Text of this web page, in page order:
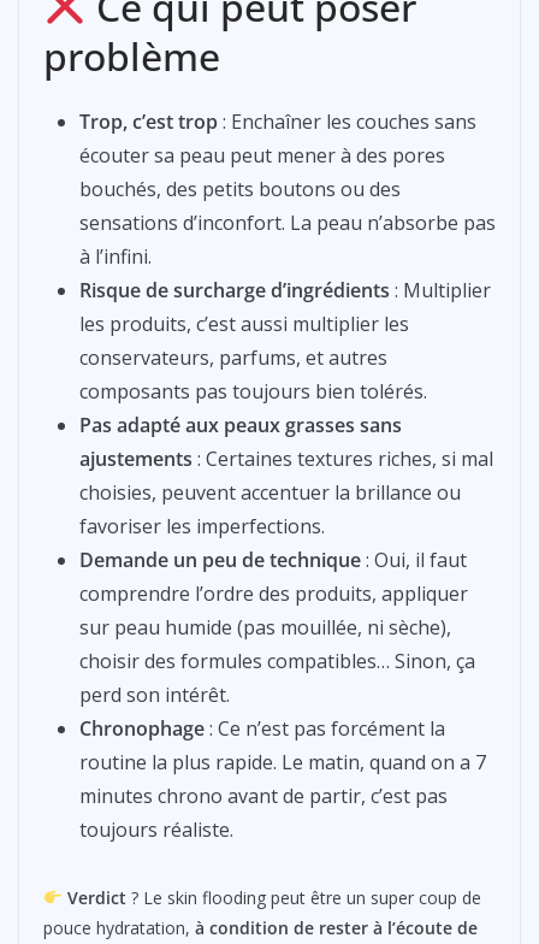
problème
Trop, c’est trop: Enchaîner les couches sans
écouter sa peau peut mener à des pores
bouchés, des petits boutons ou des
sensations d’inconfort. La peau n’absorbe pas
à l’infini.
Risque de surcharge d’ingrédients : Multiplier
les produits, c’est aussi multiplier les
conservateurs, parfums, et autres
composants pas toujours bien tolérés.
Pas adapté aux peaux grasses sans
ajustements : Certaines textures riches, si mal
choisies, peuvent accentuer la brillance ou
favoriser les imperfections.
Demande un peu de technique: Oui, il faut
comprendre l’ordre des produits, appliquer
sur peau humide (pas mouillée, ni sèche),
choisir des formules compatibles… Sinon, ça
perd son intérêt.
Chronophage: Ce n’est pas forcément la
routine la plus rapide. Le matin, quand on a 7
minutes chrono avant de partir, c’est pas
toujours réaliste.
Verdict ? Le skin flooding peut être un super coup de
pouce hydratation, à condition de rester à l’écoute de